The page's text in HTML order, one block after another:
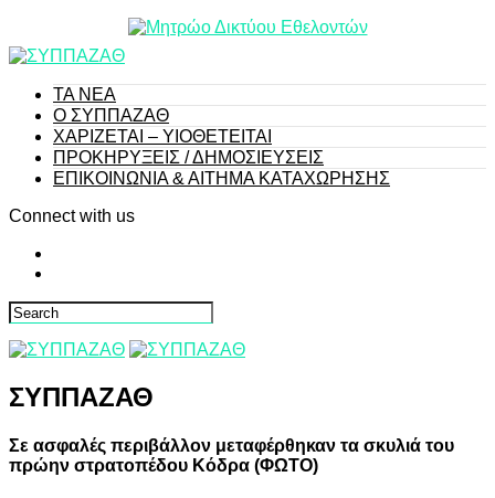
ΤΑ ΝΕΑ
Ο ΣΥΠΠΑΖΑΘ
ΧΑΡΙΖΕΤΑΙ – ΥΙΟΘΕΤΕΙΤΑΙ
ΠΡΟΚΗΡΥΞΕΙΣ / ΔΗΜΟΣΙΕΥΣΕΙΣ
ΕΠΙΚΟΙΝΩΝΙΑ & ΑΙΤΗΜΑ ΚΑΤΑΧΩΡΗΣΗΣ
Connect with us
ΣΥΠΠΑΖΑΘ
Σε ασφαλές περιβάλλον μεταφέρθηκαν τα σκυλιά του
πρώην στρατοπέδου Κόδρα (ΦΩΤΟ)